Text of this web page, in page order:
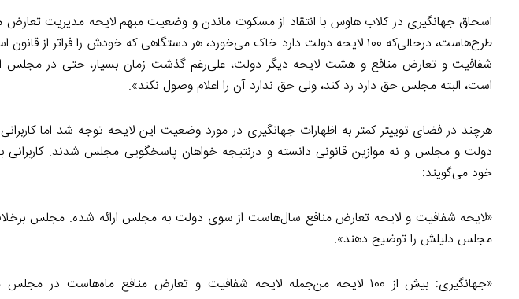
اسحاق جهانگیری در کلاب هاوس با انتقاد از مسکوت ماندن و وضعیت مبهم لایحه مدیریت
طرح‌هاست، درحالی‌که ۱۰۰ لایحه دولت دارد خاک می‌خورد، هر دستگاهی که خودش را فراتر
شفافیت و تعارض منافع و هشت لایحه دیگر دولت، علی‌رغم گذشت زمان بسیار، حتی در مجلس
است، البته مجلس حق دارد رد کند، ولی حق ندارد آن را اعلام وصول نکند».
هرچند در فضای توییتر کمتر به اظهارات جهانگیری در مورد وضعیت این لایحه توجه شد اما
خود می‌گویند:
«لایحه شفافیت و لایحه تعارض منافع سال‌هاست از سوی دولت به مجلس ارائه شده. مجلس برخلاف
مجلس دلیلش را توضیح دهند».
«جهانگیری: بیش از ۱۰۰ لایحه من‌جمله لایحه شفافیت و تعارض منافع